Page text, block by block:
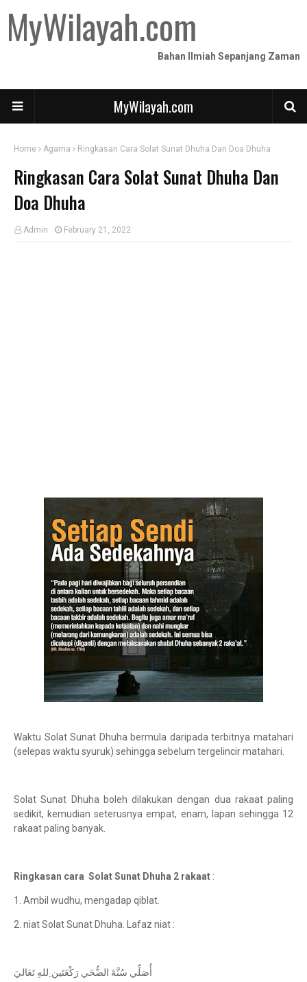
MyWilayah.com
Bahan Ilmiah Sepanjang Zaman
MyWilayah.com
Home Agama Ringkasan Cara Solat Sunat Dhuha Dan Doa Dhuha
Ringkasan Cara Solat Sunat Dhuha Dan
Doa Dhuha
Admin February 21, 2022
Waktu Solat Sunat Dhuha bermula daripada terbitnya matahari
(selepas waktu syuruk) sehingga sebelum tergelincir matahari.
Solat Sunat Dhuha boleh dilakukan dengan dua rakaat paling
sedikit, kemudian seterusnya empat, enam, lapan sehingga 12
rakaat paling banyak.
Ringkasan cara Solat Sunat Dhuha 2 rakaat :
1. Ambil wudhu, mengadap qiblat.
2. niat Solat Sunat Dhuha. Lafaz niat :
أُصَلِّي سُنَّةَ الضُّحَي رَكْعَتَين ِللهِ تَعَاليَ